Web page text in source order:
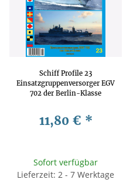
Schiff Profile 23
Einsatzgruppenversorger EGV
702 der Berlin-Klasse
11,80 € *
Sofort verfügbar
Lieferzeit: 2 - 7 Werktage